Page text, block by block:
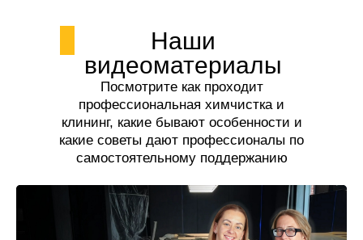
Наши
видеоматериалы
Посмотрите как проходит
профессиональная химчистка и
клининг, какие бывают особенности и
какие советы дают профессионалы по
самостоятельному поддержанию